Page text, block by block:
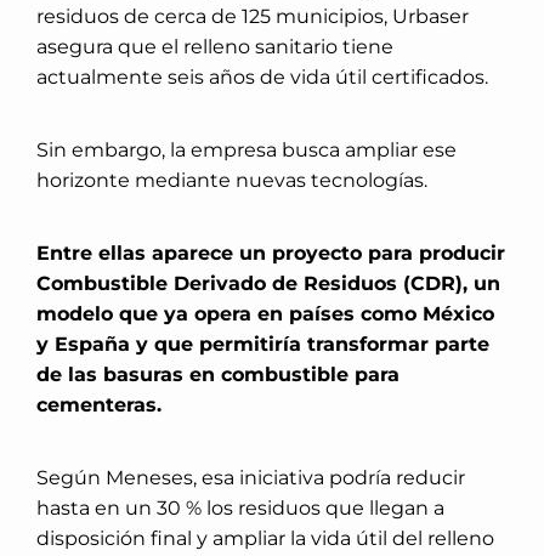
residuos de cerca de 125 municipios, Urbaser
asegura que el relleno sanitario tiene
actualmente seis años de vida útil certificados.
Sin embargo, la empresa busca ampliar ese
horizonte mediante nuevas tecnologías.
Entre ellas aparece un proyecto para producir
Combustible Derivado de Residuos (CDR), un
modelo que ya opera en países como México
y España y que permitiría transformar parte
de las basuras en combustible para
cementeras.
Según Meneses, esa iniciativa podría reducir
hasta en un 30 % los residuos que llegan a
disposición final y ampliar la vida útil del relleno